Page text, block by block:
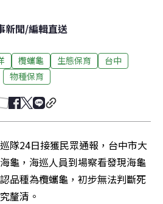
新聞/編輯直送
欖蠵龜 生態保育
台中
物種保育
隊24日接獲民眾通報，台中市大
龜，海巡人員到場察看發現海龜
品種為欖蠵龜，初步無法判斷死
釐清。